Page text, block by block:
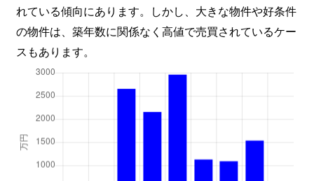
れている傾向にあります。しかし、大きな物件や好条件
の物件は、築年数に関係なく高値で売買されているケー
スもあります。